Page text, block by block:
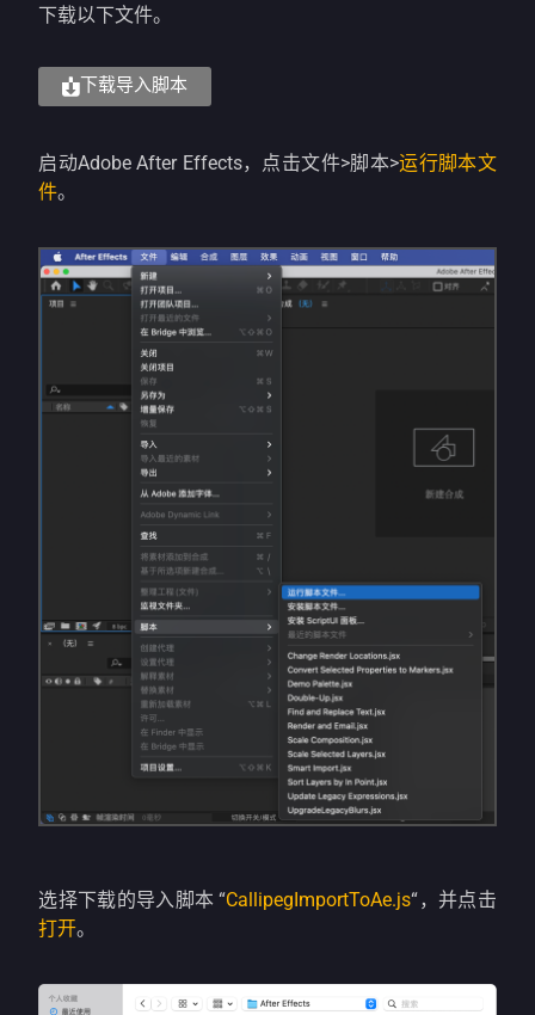
下载以下文件。
下载导入脚本
启动Adobe After Effects，点击文件>脚本>运行脚本文
件。
选择下载的导入脚本 “CallipegImportToAe.js“，并点击
打开。